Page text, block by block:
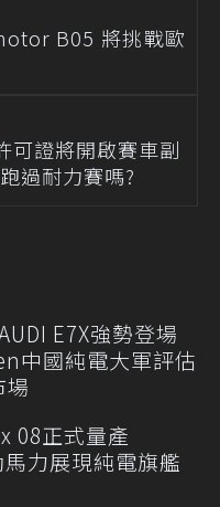
B05 將挑戰歐
可證將開啟賽車副
過耐力賽嗎?
E7X強勢登場
中國純電大軍評估
場
08正式量產
力展現純電旗艦